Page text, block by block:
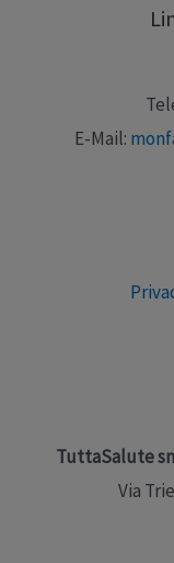
E-Mail:
TuttaSalute
Via